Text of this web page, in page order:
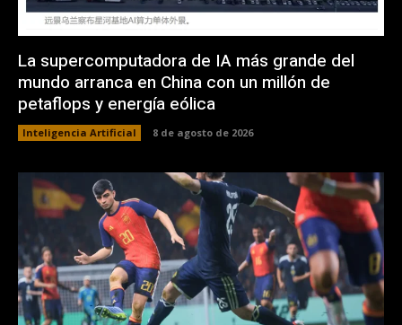
La supercomputadora de IA más grande del
mundo arranca en China con un millón de
petaflops y energía eólica
Inteligencia Artificial 8 de agosto de 2026